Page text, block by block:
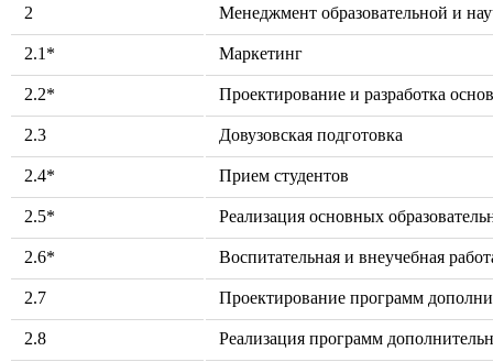
2 Менеджмент образовательной и
2.1* Маркетинг
2.2* Проектирование и разработка
2.3 Довузовская подготовка
2.4* Прием студентов
2.5* Реализация основных
2.6* Воспитательная и внеучебная
2.7 Проектирование программ
2.8 Реализация программ